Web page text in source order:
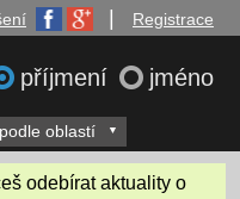
Registrace
příjmení jméno
oblastí
odebírat aktuality o